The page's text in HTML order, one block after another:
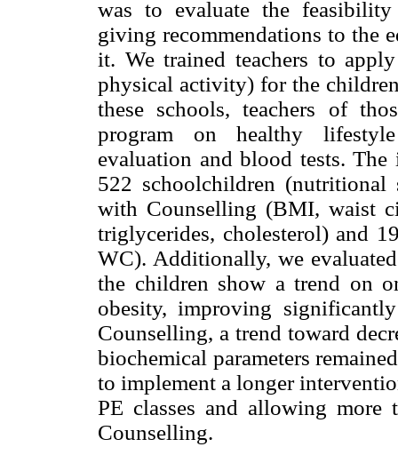
was to evaluate the
giving recommendations to the
it. We trained teachers to
physical activity) for the
these schools, teachers of
program on healthy
evaluation and blood tests.
522 schoolchildren (nutritional
with Counselling (BMI, waist
triglycerides, cholesterol) and
WC). Additionally, we
the children show a trend on
obesity, improving
Counselling, a trend toward
biochemical parameters
to implement a longer
PE classes and allowing
Counselling.